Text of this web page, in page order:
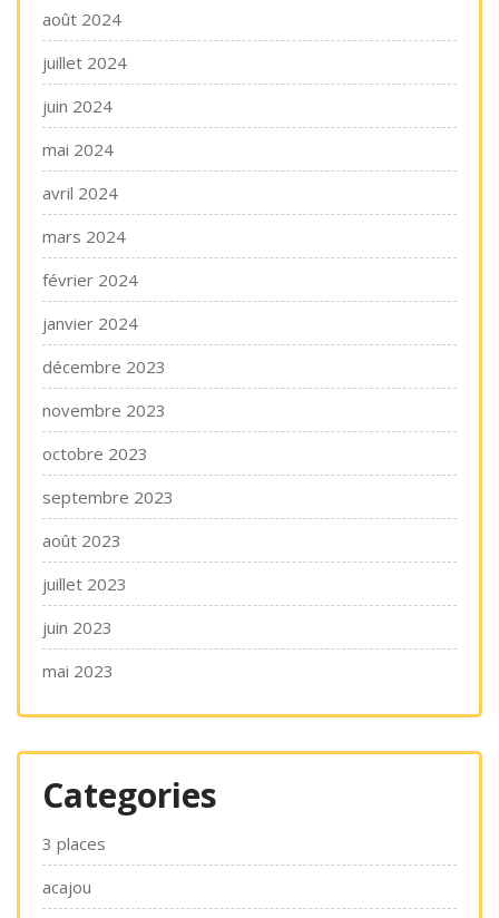
août 2024
juillet 2024
juin 2024
mai 2024
avril 2024
mars 2024
février 2024
janvier 2024
décembre 2023
novembre 2023
octobre 2023
septembre 2023
août 2023
juillet 2023
juin 2023
mai 2023
Categories
3 places
acajou